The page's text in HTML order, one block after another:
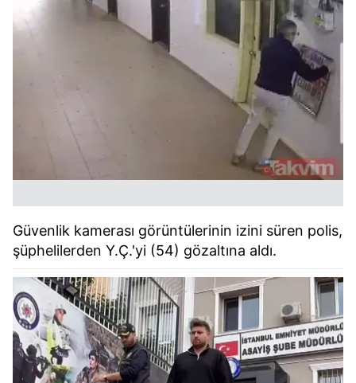
Güvenlik kamerası görüntülerinin izini süren polis,
şüphelilerden Y.Ç.'yi (54) gözaltına aldı.